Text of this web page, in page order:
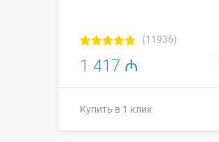
(11936)
1 417 ₼
Купить в 1 клик